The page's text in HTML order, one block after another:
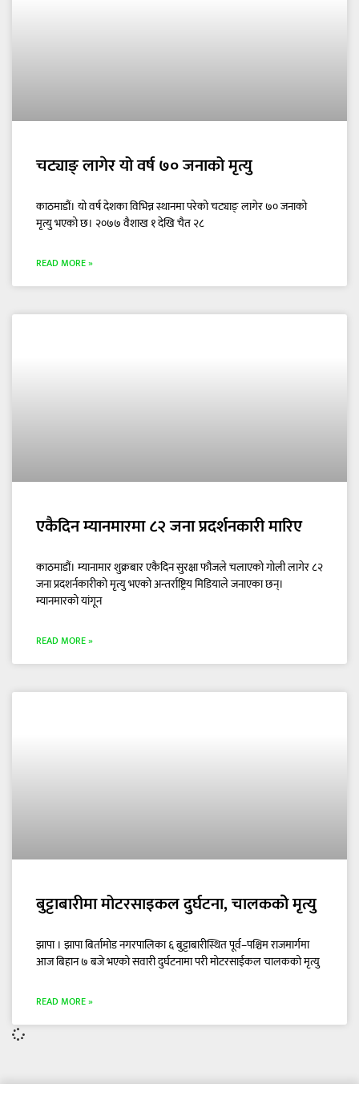
चट्याङ् लागेर यो वर्ष ७० जनाको मृत्यु
काठमाडौं। यो वर्ष देशका विभिन्न स्थानमा परेको चट्याङ् लागेर ७० जनाको
मृत्यु भएको छ। २०७७ वैशाख १ देखि चैत २८
READ MORE »
एकैदिन म्यानमारमा ८२ जना प्रदर्शनकारी मारिए
काठमाडौं। म्यानामार शुक्रबार एकैदिन सुरक्षा फौजले चलाएको गोली लागेर ८२
जना प्रदशर्नकारीको मृत्यु भएको अन्तर्राष्ट्रिय मिडियाले जनाएका छन्।
म्यानमारको यांगून
READ MORE »
बुट्टाबारीमा मोटरसाइकल दुर्घटना, चालककोे मृत्यु
झापा । झापा बिर्तामोड नगरपालिका ६ बुट्टाबारीस्थित पूर्व–पश्चिम राजमार्गमा
आज बिहान ७ बजे भएको सवारी दुर्घटनामा परी मोटरसाईकल चालकको मृत्यु
READ MORE »